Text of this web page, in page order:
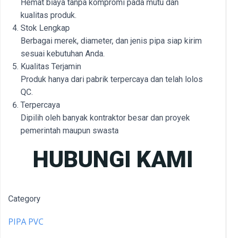
Hemat biaya tanpa kompromi pada mutu dan
kualitas produk.
Stok Lengkap
Berbagai merek, diameter, dan jenis pipa siap kirim
sesuai kebutuhan Anda.
Kualitas Terjamin
Produk hanya dari pabrik terpercaya dan telah lolos
QC.
Terpercaya
Dipilih oleh banyak kontraktor besar dan proyek
pemerintah maupun swasta
HUBUNGI KAMI
Category
PIPA PVC